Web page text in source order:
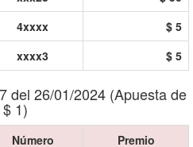
4xxxx
$ 5
xxxx3 $ 5
del 26/01/2024 (Apuesta de
$ 1)
Número Premio